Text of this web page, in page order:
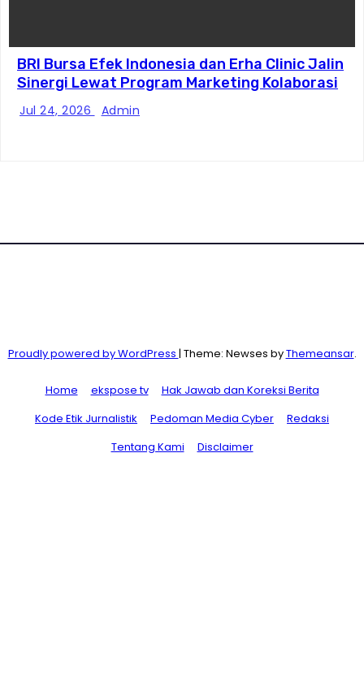
BRI Bursa Efek Indonesia dan Erha Clinic Jalin
Sinergi Lewat Program Marketing Kolaborasi
Jul 24, 2026 Admin
Proudly powered by WordPress | Theme: Newses byThemeansar.
Home ekspose tv
Hak Jawab dan Koreksi Berita
Kode Etik Jurnalistik
Pedoman Media Cyber
Redaksi
Tentang Kami
Disclaimer